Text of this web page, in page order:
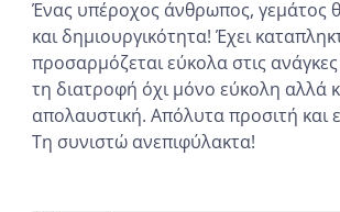
Ένας υπέροχος άνθρωπος, γεμάτος
και δημιουργικότητα! Έχει
προσαρμόζεται εύκολα στις
τη διατροφή όχι μόνο εύκολη αλλά
απολαυστική. Απόλυτα προσιτή και
Τη συνιστώ ανεπιφύλακτα!